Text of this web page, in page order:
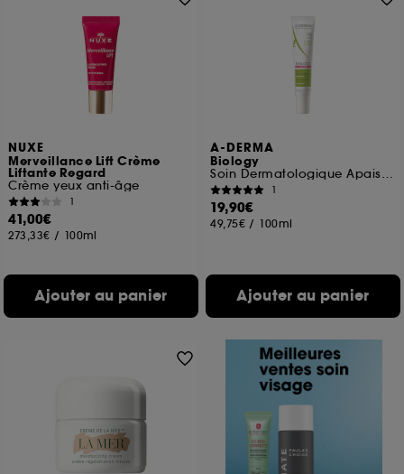
NUXE
Merveillance Lift Crème
Liftante Regard
Crème yeux anti-âge
1
41,00€
273,33€ / 100ml
Ajouter au panier
A-DERMA
Biology
Soin Dermatologique Apaisant
1
19,90€
49,75€ / 100ml
Ajouter au panier